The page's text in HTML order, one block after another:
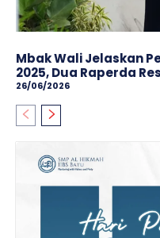
Mbak Wali Jelaskan
2025, Dua Raperda
26/06/2026